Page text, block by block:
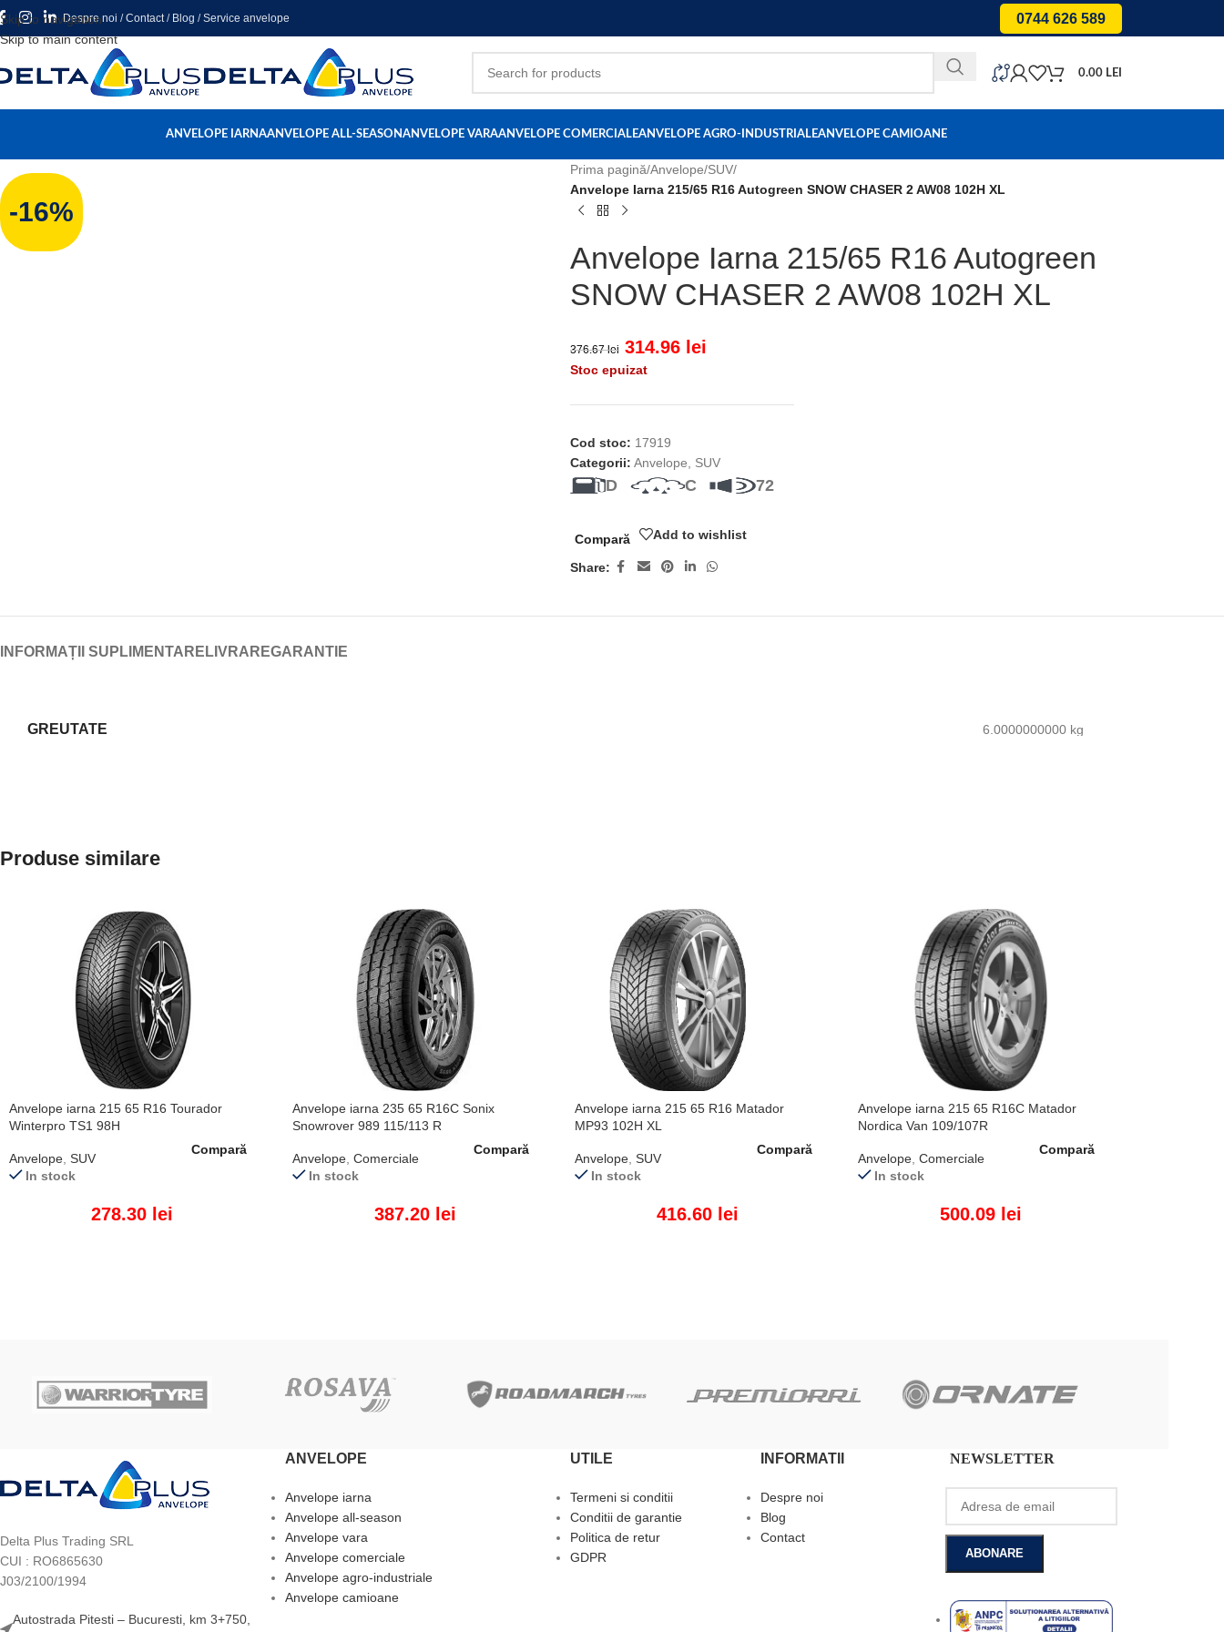
Skip to navigation
Skip to main content
Despre noi /Contact/ Blog /Service anvelope 0744 626 589
0.00 LEI
ANVELOPE IARNAANVELOPE ALL-SEASONANVELOPE VARAANVELOPE COMERCIALEANVELOPE AGRO-INDUSTRIALEANVELOPE CAMIOANE
-16%
Prima pagină/Anvelope/SUV/
Anvelope Iarna 215/65 R16 Autogreen SNOW CHASER 2 AW08 102H XL
Anvelope Iarna 215/65 R16 Autogreen
SNOW CHASER 2 AW08 102H XL
376.67lei 314.96 lei
Stoc epuizat
Cod stoc: 17919
Categorii: Anvelope SUV
D C 72
Compară Add to wishlist
Share:
INFORMAȚII SUPLIMENTARE LIVRAREGARANTIE
GREUTATE 6.0000000000 kg
Produse similare
Anvelope iarna 215 65 R16 Tourador
Winterpro TS1 98H
Anvelope SUV
In stock
278.30 lei
Compară
Anvelope iarna 235 65 R16C Sonix
Snowrover 989 115/113 R
Anvelope, Comerciale
In stock
387.20 lei
Compară
Anvelope iarna 215 65 R16 Matador
MP93 102H XL
Anvelope SUV
In stock
416.60 lei
Compară
Anvelope iarna 215 65 R16C Matador
Nordica Van 109/107R
Anvelope, Comerciale
In stock
500.09 lei
Compară
Delta Plus Trading SRL
CUI : RO6865630
J03/2100/1994
Autostrada Pitesti – Bucuresti, km 3+750,
ANVELOPE
Anvelope iarna
Anvelope all-season
Anvelope vara
Anvelope comerciale
Anvelope agro-industriale
Anvelope camioane
UTILE
Termeni si conditii
Conditii de garantie
Politica de retur
GDPR
INFORMATII
Despre noi
Blog
Contact
NEWSLETTER